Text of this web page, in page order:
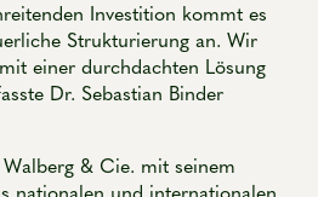
Investition kommt es
Strukturierung an. Wir
einer durchdachten Lösung
Dr. Sebastian Binder
& Cie. mit seinem
nationalen und internationalen